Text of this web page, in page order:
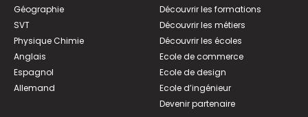
Géographie
SVT
Physique Chimie
Anglais
Espagnol
Allemand
Découvrir les formations
Découvrir les métiers
Découvrir les écoles
Ecole de commerce
Ecole de design
Ecole d’ingénieur
Devenir partenaire